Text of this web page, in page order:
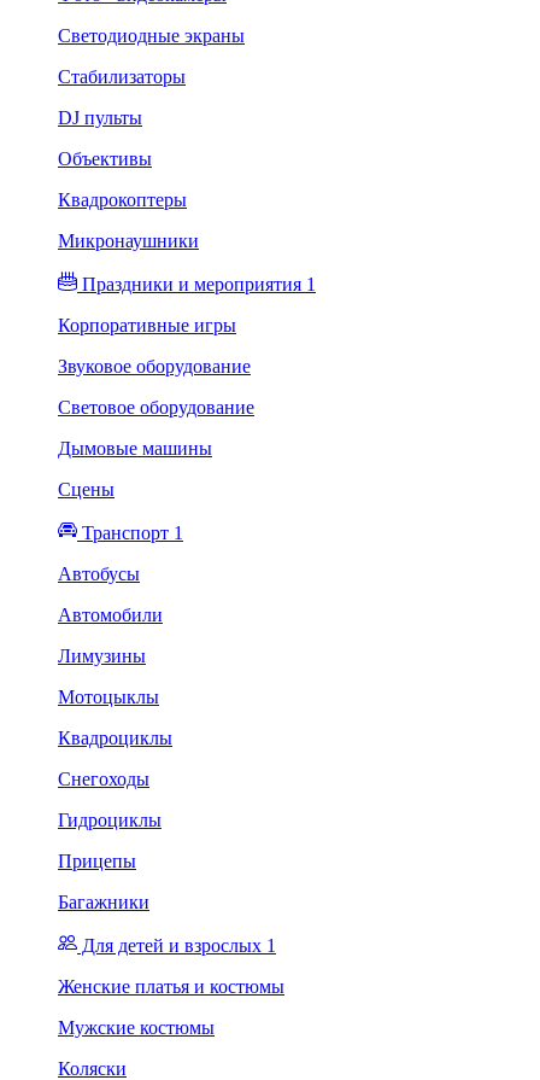
Светодиодные экраны
Стабилизаторы
DJ пульты
Объективы
Квадрокоптеры
Микронаушники
Праздники и мероприятия 1
Корпоративные игры
Звуковое оборудование
Световое оборудование
Дымовые машины
Сцены
Транспорт 1
Автобусы
Автомобили
Лимузины
Мотоцыклы
Квадроциклы
Снегоходы
Гидроциклы
Прицепы
Багажники
Для детей и взрослых 1
Женские платья и костюмы
Мужские костюмы
Коляски